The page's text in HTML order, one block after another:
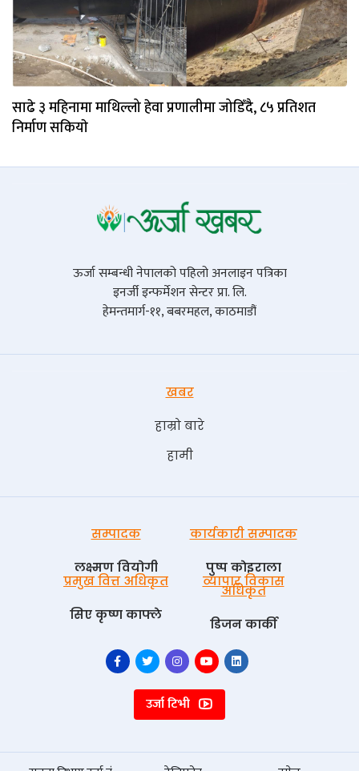
साढे ३ महिनामा माथिल्लो हेवा प्रणालीमा जोडिँदै, ८५ प्रतिशत
निर्माण सकियाे
ऊर्जा सम्बन्धी नेपालको पहिलो अनलाइन पत्रिका
इनर्जी इन्फर्मेशन सेन्टर प्रा. लि.
हेमन्तमार्ग-११, बबरमहल, काठमाडौं
खबर
हाम्रो बारे
हामी
सम्पादक
लक्ष्मण वियोगी
कार्यकारी सम्पादक
पुष्प काेइराला
प्रमुख वित्त अधिकृत
सिए कृष्ण काफ्ले
व्यापार विकास
अधिकृत
डिजन कार्की
उर्जा टिभी